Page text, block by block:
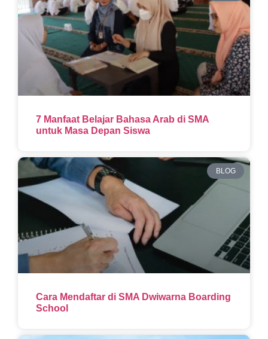
7 Manfaat Belajar Bahasa Arab di SMA
untuk Masa Depan Siswa
BLOG
Cara Mendaftar di SMA Dwiwarna Boarding
School